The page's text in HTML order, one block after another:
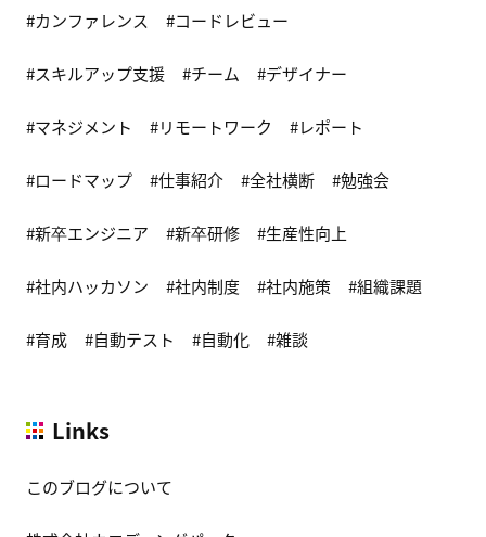
カンファレンス コードレビュー
スキルアップ支援 チーム デザイナー
マネジメント リモートワーク レポート
ロードマップ 仕事紹介 全社横断 勉強会
新卒エンジニア 新卒研修 生産性向上
社内ハッカソン 社内制度 社内施策 組織課題
育成 自動テスト 自動化 雑談
Links
このブログについて